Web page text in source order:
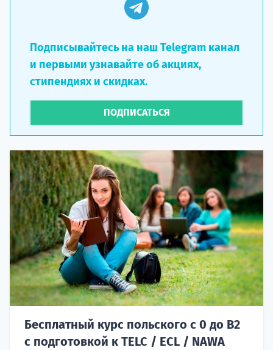
Подписывайтесь на наш Telegram канал
и первыми узнавайте об акциях,
стипендиях и скидках.
ПОДПИСАТЬСЯ
Бесплатный курс польского с 0 до B2
с подготовкой к TELC / ECL / NAWA